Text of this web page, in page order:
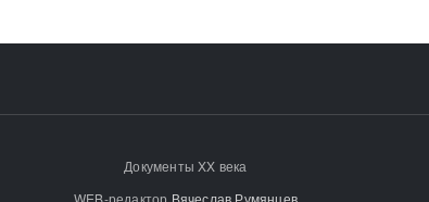
Документы XX века
WEB-редактор Вячеслав Румянцев